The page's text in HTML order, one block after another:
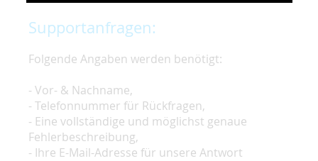
Supportanfragen:
Folgende Angaben werden benötigt:
- Vor- & Nachname,
- Telefonnummer für Rückfragen,
- Eine vollständige und möglichst genaue
Fehlerbeschreibung,
- Ihre E-Mail-Adresse für unsere Antwort